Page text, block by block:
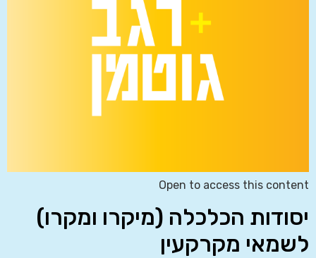
Open to access this content
יסודות הכלכלה (מיקרו ומקרו)
לשמאי מקרקעין